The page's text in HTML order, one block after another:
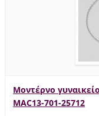
Μοντέρνο
MAC13-701-25712